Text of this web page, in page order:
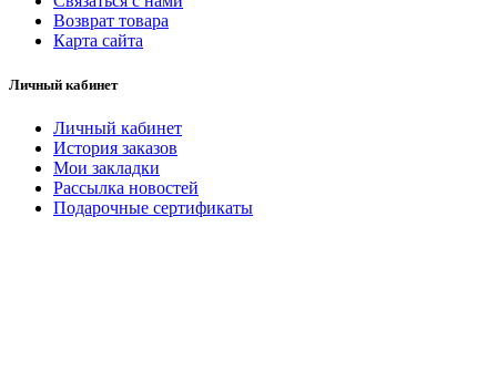
Возврат товара
Карта сайта
Личный кабинет
Личный кабинет
История заказов
Мои закладки
Рассылка новостей
Подарочные сертификаты